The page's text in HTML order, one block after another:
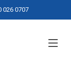
026 0707